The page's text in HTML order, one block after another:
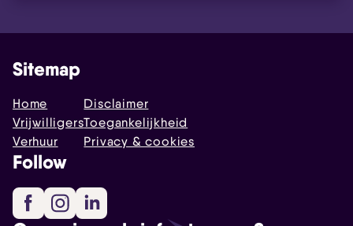
Sitemap
Home
Vrijwilligers
Verhuur
Disclaimer
Toegankelijkheid
Privacy & cookies
Follow
FacebookInstagram